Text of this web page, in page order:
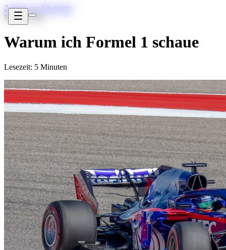
Zurück zur Übersicht
Nov 5, 2022
Warum ich Formel 1 schaue
Lesezeit: 5 Minuten